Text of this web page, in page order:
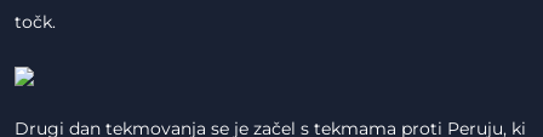
točk.
Drugi dan tekmovanja se je začel s tekmama proti Peruju, ki